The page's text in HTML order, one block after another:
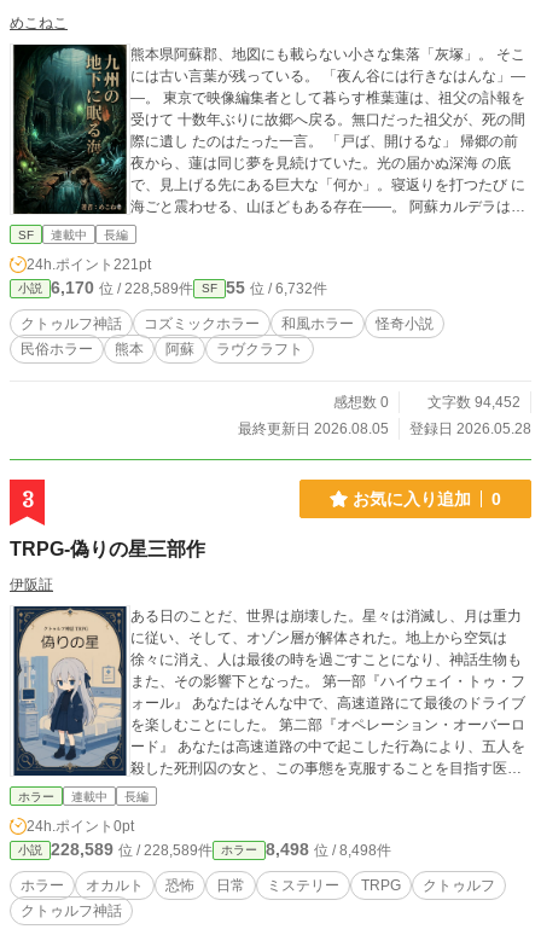
めこねこ
熊本県阿蘇郡、地図にも載らない小さな集落「灰塚」。 そこ
には古い言葉が残っている。 「夜ん谷には行きなはんな」―
―。 東京で映像編集者として暮らす椎葉蓮は、祖父の訃報を
受けて 十数年ぶりに故郷へ戻る。無口だった祖父が、死の間
際に遺し たのはたった一言。 「戸ば、開けるな」 帰郷の前
夜から、蓮は同じ夢を見続けていた。光の届かぬ深海 の底
で、見上げる先にある巨大な「何か」。寝返りを打つたび に
海ごと震わせる、山ほどもある存在――。 阿蘇カルデラは、
九万年前の巨大噴火で生まれた世界最大級の 窪地である。だ
い時代を語る。曰く、この地はかつて海だった。 そして今も
――山の下に、海はある。 肥後の地、神々が生まれ降り立つ
五つの場所。阿蘇、人吉、八 代、天草、荒尾。それぞれの土
地に「戸」があり、それを守る 「戸守り」の家がある。椎
葉、岩戸、矢部、深江、三池。彼ら は代々、地下に眠るもの
だが今、契約は緩み始めている。 阿蘇の噴煙のなかに、東京
の路面に滲む潮の匂いに、観光プロ モーション映像の一コマ
SF 連載中 長編
24h.ポイント 221pt
小説 6,170 位 / 228,589件 SF 55 位 / 6,732件
クトゥルフ神話 コズミックホラー 和風ホラー
怪奇小説
民俗ホラー
熊本 阿蘇 ラヴクラフト
感想数 0
文字数 94,452
最終更新日 2026.08.05
登録日 2026.05.28
3 お気に入り追加 0
TRPG-偽りの星三部作
伊阪証
ある日のことだ、世界は崩壊した。星々は消滅し、月は重力
に従い、そして、オゾン層が解体された。地上から空気は
徐々に消え、人は最後の時を過ごすことになり、神話生物も
また、その影響下となった。 第一部『ハイウェイ・トゥ・フ
ォール』 あなたはそんな中で、高速道路にて最後のドライブ
を楽しむことにした。 第二部『オペレーション・オーバーロ
ード』 あなたは高速道路の中で起こした行為により、五人を
殺した死刑囚の女と、この事態を克服することを目指す医
者、そして他数人に出会った。 第三部『ノーデンス・ノーラ
なった、しかし、そこは事故物件であった。 このTRPGシリ
ーズは他シナリオと若干関連します。 第一作『Ordeal of Sk
y』 第二作『諸国民の神』 第三作『深海勲章』 第四作『クト
ゥルフの墓』 第五作『偽りの星』 第六作『豊穣奇』 第七作
『月美奉卦』 第八作『？？？（三部作の内容は決めてあるけ
ホラー 連載中 長編
24h.ポイント 0pt
小説 228,589 位 / 228,589件 ホラー 8,498 位 / 8,498件
ホラー オカルト 恐怖 日常 ミステリー TRPG
クトゥルフ
クトゥルフ神話